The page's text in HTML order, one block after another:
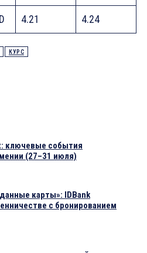
4.21 4.24
КУРС
ключевые события
(27–31 июля)
карты»: IDBank
с бронированием